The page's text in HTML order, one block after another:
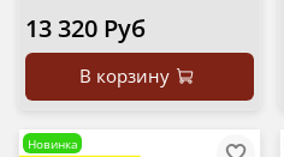
13 320 Руб
В корзину
Новинка